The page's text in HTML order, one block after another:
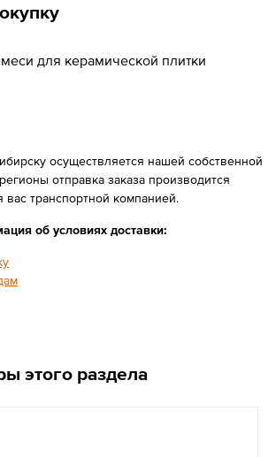
для керамической плитки
осуществляется нашей собственной
отправка заказа производится
транспортной компанией.
об условиях доставки:
этого раздела